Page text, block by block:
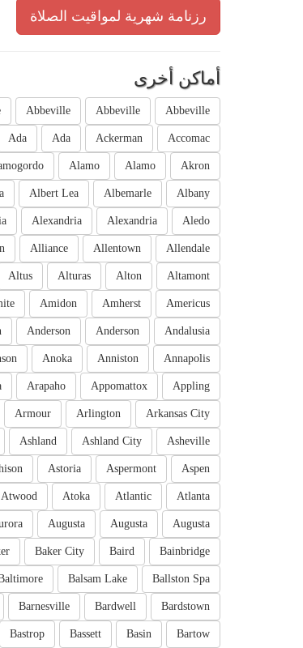
رزنامة شهرية لمواقيت الصلاة
أماكن أخرى
Abbeville
Abbeville
Abbeville
Accomac
Ackerman
Ada
Ada
Akron
Alamo
Alamo
Albany
Albemarle
Albert Lea
Aledo
Alexandria
Alexandria
Allendale
Allentown
Alliance
Altamont
Alton
Alturas
Altus
Americus
Amherst
Amidon
Andalusia
Anderson
Anderson
Annapolis
Anniston
Anoka
Appling
Appomattox
Arapaho
Arkansas City
Arlington
Armour
Asheville
Ashland City
Ashland
Aspen
Aspermont
Astoria
Atlanta
Atlantic
Atoka
Atwood
Augusta
Augusta
Augusta
Bainbridge
Baird
Baker City
Ballston Spa
Balsam Lake
Bardstown
Bardwell
Barnesville
Bartow
Basin
Bassett
Bastrop